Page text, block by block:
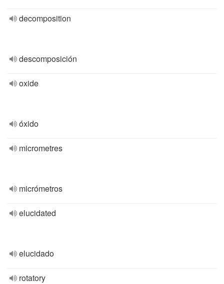
decomposition
descomposición
oxide
óxido
micrometres
micrómetros
elucidated
elucidado
rotatory